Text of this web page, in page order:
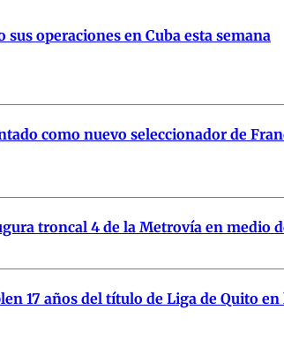
operaciones en Cuba esta semana
como nuevo seleccionador de
troncal 4 de la Metrovía en medio
17 años del título de Liga de Quito